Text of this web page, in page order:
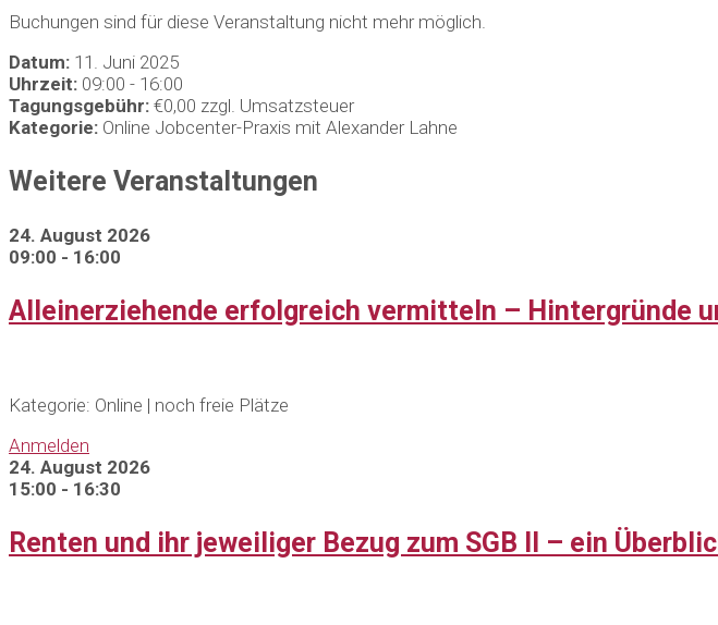
Buchungen sind für diese Veranstaltung nicht mehr möglich.
Datum: 11. Juni 2025
Uhrzeit: 09:00 - 16:00
Tagungsgebühr: €0,00 zzgl. Umsatzsteuer
Kategorie: Online Jobcenter-Praxis mit Alexander Lahne
Weitere Veranstaltungen
24. August 2026
09:00 - 16:00
Alleinerziehende erfolgreich vermitteln – Hintergründe
Kategorie: Online | noch freie Plätze
Anmelden
24. August 2026
15:00 - 16:30
Renten und ihr jeweiliger Bezug zum SGB II – ein